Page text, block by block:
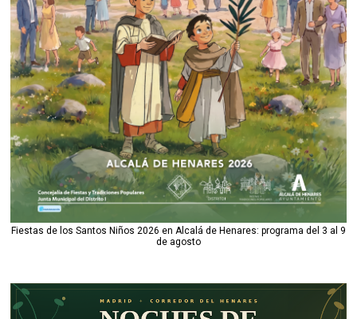
Fiestas de los Santos Niños 2026 en Alcalá de Henares: programa del 3 al 9
de agosto